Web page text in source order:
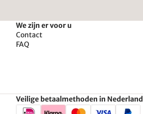
We zijn er voor u
Contact
FAQ
Veilige betaalmethoden in Nederland